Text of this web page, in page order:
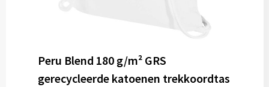
Peru Blend 180 g/m² GRS
gerecycleerde katoenen trekkoordtas